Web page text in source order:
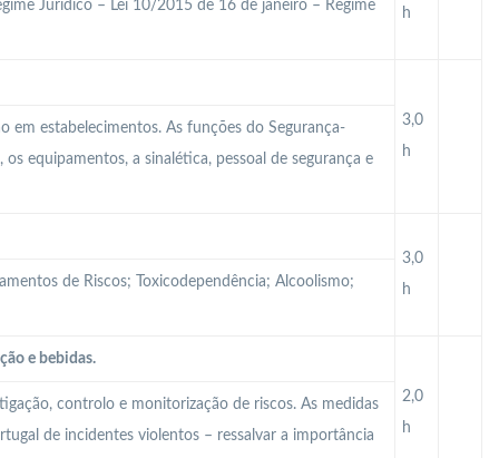
h
Jurídico – Lei 10/2015 de 16 de janeiro – Regime
3,0
h
em estabelecimentos. As funções do Segurança-
equipamentos, a sinalética, pessoal de segurança e
3,0
h
de Riscos; Toxicodependência; Alcoolismo;
e bebidas.
2,0
h
controlo e monitorização de riscos. As medidas
de incidentes violentos – ressalvar a importância